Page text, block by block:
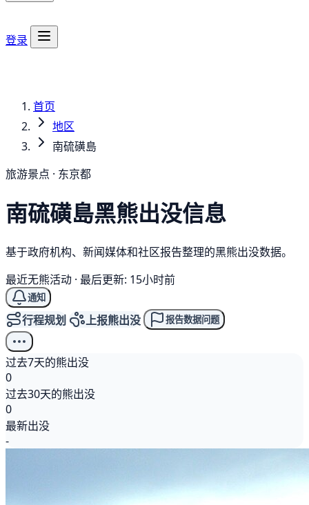
登录
首页
地区
南硫磺島
旅游景点 · 东京都
南硫磺島黑熊出没信息
基于政府机构、新闻媒体和社区报告整理的黑熊出没数据。
最近无熊活动 · 最后更新: 15小时前
通知
行程规划 上报熊出没 报告数据问题
过去7天的熊出没
0
过去30天的熊出没
0
最新出没
-